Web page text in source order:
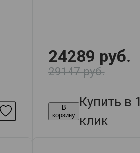
24289 руб.
29147 руб.
В
корзину
Купить в 1
клик